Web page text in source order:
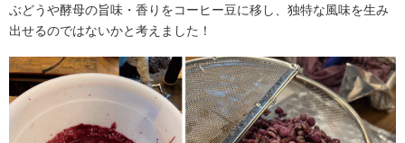
ぶどうや酵母の旨味・香りをコーヒー豆に移し、独特な風味を生み
出せるのではないかと考えました！